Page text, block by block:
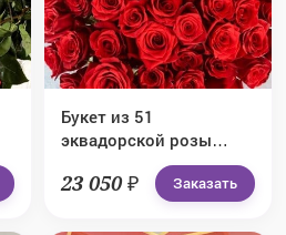
Букет из 51
эквадорской розы
Explorer №83
23 050 ₽ Заказать